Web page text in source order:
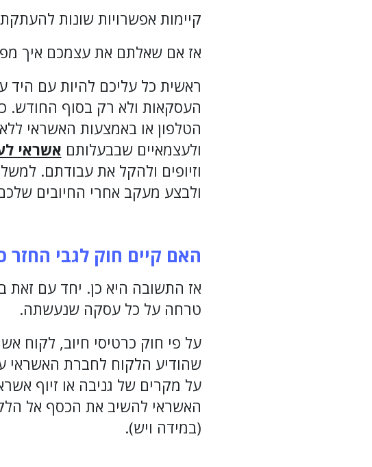
קיימות אפשרויות שונות
אז אם שאלתם את עצמכם איך
ראשית כל עליכם להיות עם היד
הטלפון או באמצעות האשראי
ולעצמאיים שבבעלותם אשראי
ולבצע מעקב אחרי החיובים
האם קיים חוק לגבי
אז התשובה היא כן. יחד עם זאת
טרחה על כל עסקה שנעשתה.
על פי חוק כרטיסי חיוב, לקוח
שהודיע הלקוח לחברת האשראי
על מקרים של גניבה או זיוף
האשראי להשיב את הכסף אל
(במידה ויש).